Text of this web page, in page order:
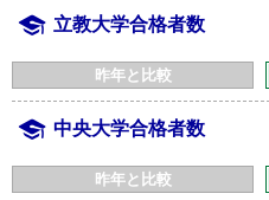
立教大学合格者数
昨年と比較
中央大学合格者数
昨年と比較